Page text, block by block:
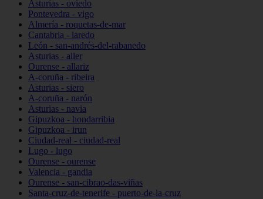
Asturias - oviedo
Pontevedra - vigo
Almería - roquetas-de-mar
Cantabria - laredo
León - san-andrés-del-rabanedo
Asturias - aller
Ourense - allariz
A-coruña - ribeira
Asturias - siero
A-coruña - narón
Asturias - navia
Gipuzkoa - hondarribia
Gipuzkoa - irun
Ciudad-real - ciudad-real
Lugo - lugo
Ourense - ourense
Valencia - gandia
Ourense - san-cibrao-das-viñas
Santa-cruz-de-tenerife - puerto-de-la-cruz